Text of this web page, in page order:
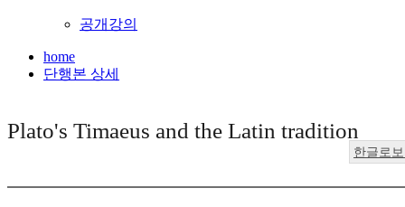
공개강의
home
단행본 상세
Plato's Timaeus and the Latin tradition
한글로